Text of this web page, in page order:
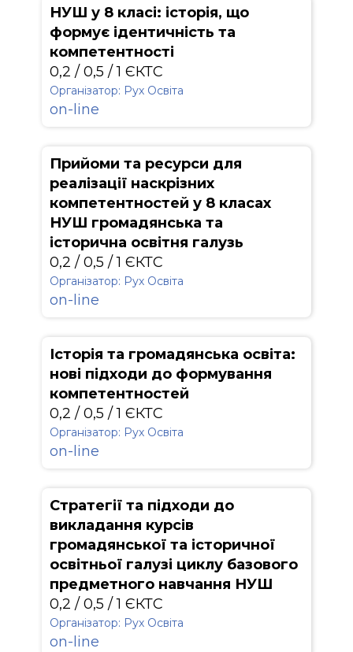
НУШ у 8 класі: історія, що
формує ідентичність та
компетентності
0,2 / 0,5 / 1 ЄКТС
Організатор: Рух Освіта
on-line
Прийоми та ресурси для
реалізації наскрізних
компетентностей у 8 класах
НУШ громадянська та
історична освітня галузь
0,2 / 0,5 / 1 ЄКТС
Організатор: Рух Освіта
on-line
Історія та громадянська освіта:
нові підходи до формування
компетентностей
0,2 / 0,5 / 1 ЄКТС
Організатор: Рух Освіта
on-line
Стратегії та підходи до
викладання курсів
громадянської та історичної
освітньої галузі циклу базового
предметного навчання НУШ
0,2 / 0,5 / 1 ЄКТС
Організатор: Рух Освіта
on-line